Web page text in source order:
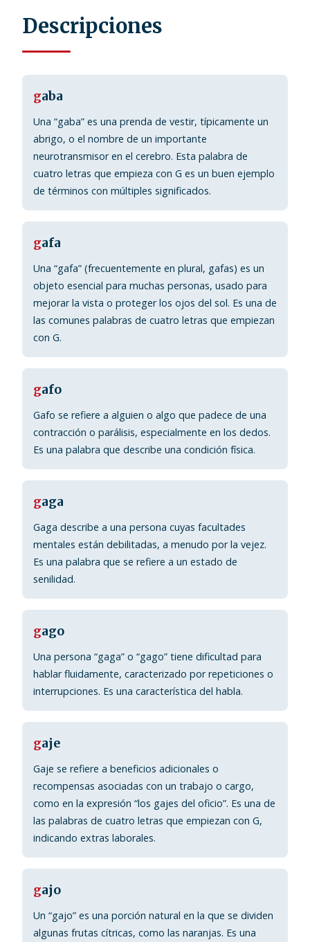
Descripciones
gaba
Una “gaba” es una prenda de vestir, típicamente un
abrigo, o el nombre de un importante
neurotransmisor en el cerebro. Esta palabra de
cuatro letras que empieza con G es un buen ejemplo
de términos con múltiples significados.
gafa
Una “gafa” (frecuentemente en plural, gafas) es un
objeto esencial para muchas personas, usado para
mejorar la vista o proteger los ojos del sol. Es una de
las comunes palabras de cuatro letras que empiezan
con G.
gafo
Gafo se refiere a alguien o algo que padece de una
contracción o parálisis, especialmente en los dedos.
Es una palabra que describe una condición física.
gaga
Gaga describe a una persona cuyas facultades
mentales están debilitadas, a menudo por la vejez.
Es una palabra que se refiere a un estado de
senilidad.
gago
Una persona “gaga” o “gago” tiene dificultad para
hablar fluidamente, caracterizado por repeticiones o
interrupciones. Es una característica del habla.
gaje
Gaje se refiere a beneficios adicionales o
recompensas asociadas con un trabajo o cargo,
como en la expresión “los gajes del oficio”. Es una de
las palabras de cuatro letras que empiezan con G,
indicando extras laborales.
gajo
Un “gajo” es una porción natural en la que se dividen
algunas frutas cítricas, como las naranjas. Es una